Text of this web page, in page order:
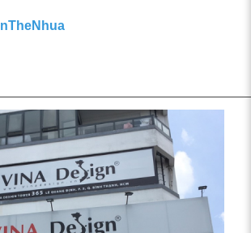
InTheNhua